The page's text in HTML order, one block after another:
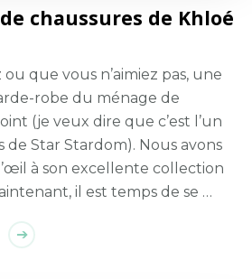
chaussures de Khloé
que vous n’aimiez pas, une
robe du ménage de
(je veux dire que c’est l’un
de Star Stardom). Nous avons
à son excellente collection
il est temps de se …